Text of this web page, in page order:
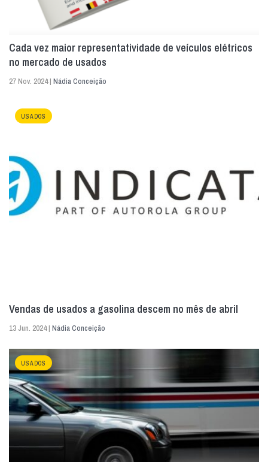
Cada vez maior representatividade de veículos elétricos
no mercado de usados
27 Nov. 2024 | Nádia Conceição
USADOS
Vendas de usados a gasolina descem no mês de abril
13 Jun. 2024 | Nádia Conceição
USADOS